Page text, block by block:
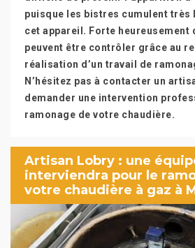
puisque les bistres cumulent très
cet appareil. Forte heureusement
peuvent être contrôler grâce au
réalisation d’un travail de
N’hésitez pas à contacter un
demander une intervention
ramonage de votre chaudière.
Artisan Lobry : une
interviendra pour le
votre chaudière à gaz à